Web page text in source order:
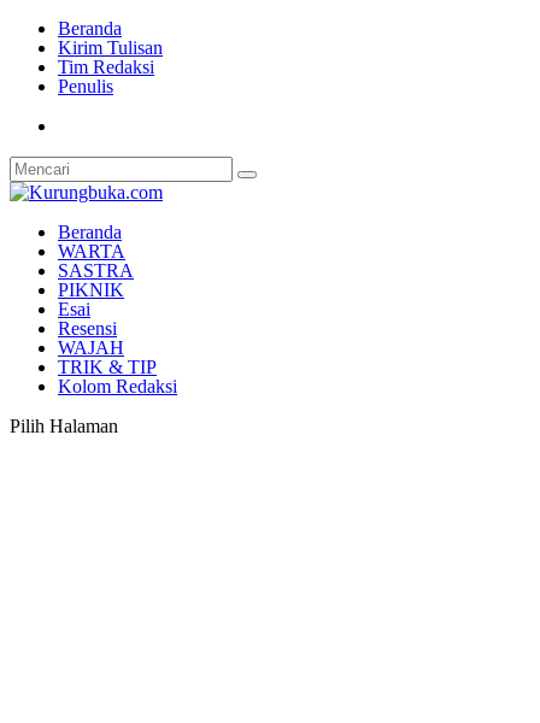
Beranda
Kirim Tulisan
Tim Redaksi
Penulis
Beranda
WARTA
SASTRA
PIKNIK
Esai
Resensi
WAJAH
TRIK & TIP
Kolom Redaksi
Pilih Halaman